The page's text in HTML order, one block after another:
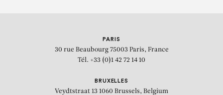
PARIS
30 rue Beaubourg 75003 Paris, France
Tél. +33 (0)1 42 72 14 10
BRUXELLES
Veydtstraat 13 1060 Brussels, Belgium